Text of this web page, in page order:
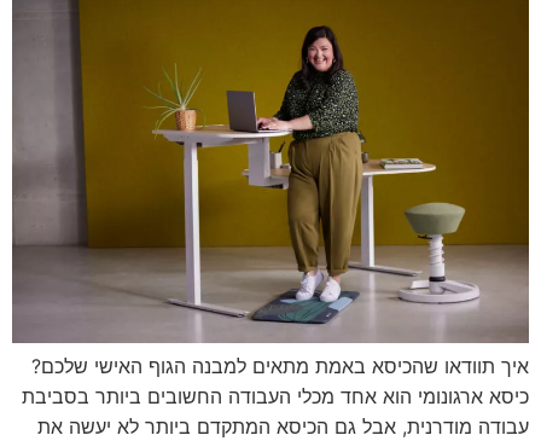
איך תוודאו שהכיסא באמת מתאים למבנה הגוף האישי שלכם?
כיסא ארגונומי הוא אחד מכלי העבודה החשובים ביותר בסביבת
עבודה מודרנית, אבל גם הכיסא המתקדם ביותר לא יעשה את